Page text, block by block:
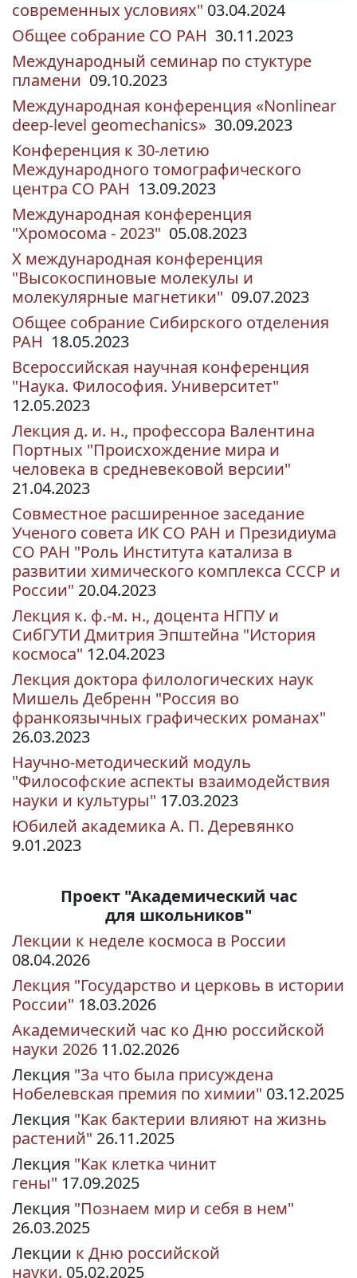
современных условиях" 03.04.2024
Общее собрание СО РАН 30.11.2023
Международный семинар по стуктуре
пламени 09.10.2023
Международная конференция «Nonlinear
deep-level geomechanics» 30.09.2023
Конференция к 30-летию
Международного томографического
центра СО РАН 13.09.2023
Международная конференция
"Хромосома - 2023" 05.08.2023
X международная конференция
"Высокоспиновые молекулы и
молекулярные магнетики" 09.07.2023
Общее собрание Сибирского отделения
РАН 18.05.2023
Всероссийская научная конференция
"Наука. Философия. Университет"
12.05.2023
Лекция д. и. н., профессора Валентина
Портных "Происхождение мира и
человека в средневековой версии"
21.04.2023
Совместное расширенное заседание
Ученого совета ИК СО РАН и Президиума
СО РАН "Роль Института катализа в
развитии химического комплекса СССР и
России" 20.04.2023
Лекция к. ф.-м. н., доцента НГПУ и
СибГУТИ Дмитрия Эпштейна "История
космоса" 12.04.2023
Лекция доктора филологических наук
Мишель Дебренн "Россия во
франкоязычных графических романах"
26.03.2023
Научно-методический модуль
"Философские аспекты взаимодействия
науки и культуры" 17.03.2023
Юбилей академика А. П. Деревянко
9.01.2023
Проект "Академический час
для школьников"
Лекции к неделе космоса в России
08.04.2026
Лекция "Государство и церковь в истории
России" 18.03.2026
Академический час ко Дню российской
науки 2026 11.02.2026
Лекция "За что была присуждена
Нобелевская премия по химии" 03.12.2025
Лекция "Как бактерии влияют на жизнь
растений" 26.11.2025
Лекция "Как клетка чинит
гены" 17.09.2025
Лекция "Познаем мир и себя в нем"
26.03.2025
Лекции к Дню российской
науки. 05.02.2025